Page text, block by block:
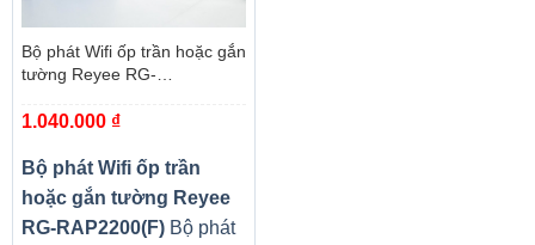
Bộ phát Wifi ốp trần hoặc gắn
tường Reyee RG-
1.040.000 ₫
Bộ phát Wifi ốp trần
hoặc gắn tường Reyee
RG-RAP2200(F)Bộ phát